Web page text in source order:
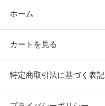
ホーム
カートを見る
特定商取引法に基づく表記